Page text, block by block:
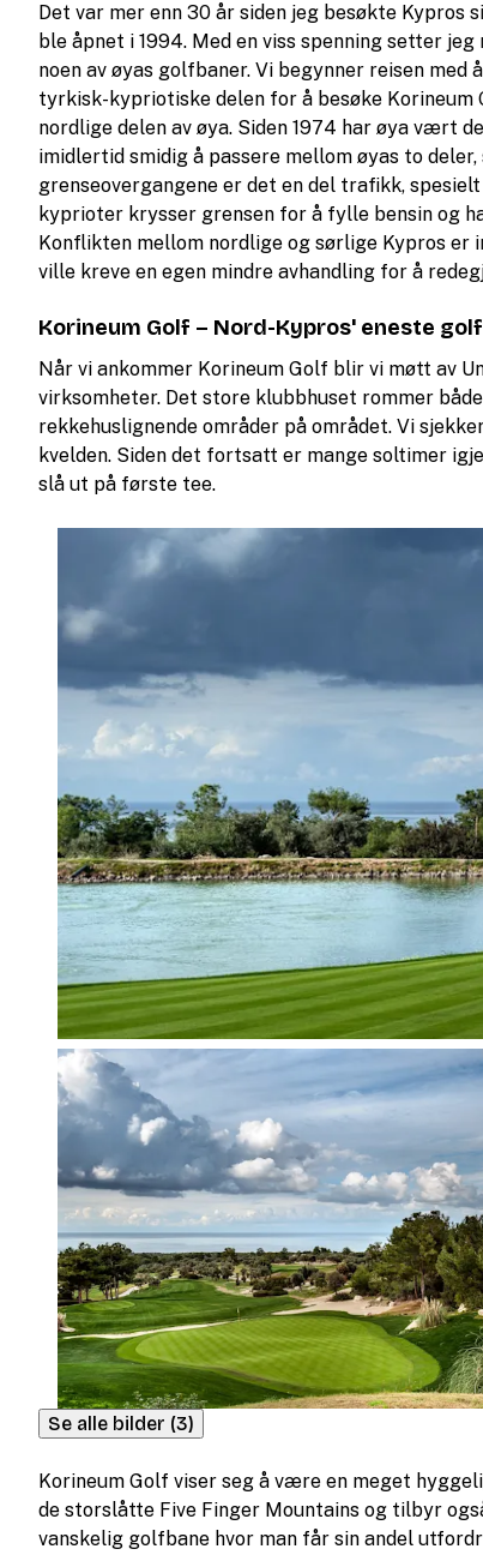
Det var mer enn 30 år siden jeg besøkte
ble åpnet i 1994. Med en viss spenning setter
noen av øyas golfbaner. Vi begynner reisen
tyrkisk-kypriotiske delen for å besøke
nordlige delen av øya. Siden 1974 har øya vært
imidlertid smidig å passere mellom øyas to deler,
grenseovergangene er det en del trafikk,
kyprioter krysser grensen for å fylle bensin og
Konflikten mellom nordlige og sørlige Kypros
ville kreve en egen mindre avhandling for å
Korineum Golf – Nord-Kypros' eneste
Når vi ankommer Korineum Golf blir vi møtt av
virksomheter. Det store klubbhuset rommer
rekkehuslignende områder på området. Vi
kvelden. Siden det fortsatt er mange soltimer
slå ut på første tee.
Se alle bilder (3)
Korineum Golf viser seg å være en meget
de storslåtte Five Finger Mountains og tilbyr
vanskelig golfbane hvor man får sin andel